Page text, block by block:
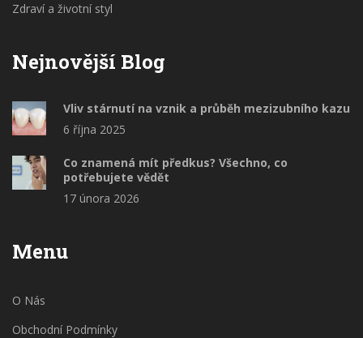
Zdraví a životní styl
Nejnovější Blog
Vliv stárnutí na vznik a průběh mezizubního kazu
6 října 2025
Co znamená mít předkus? Všechno, co
potřebujete vědět
17 února 2026
Menu
O Nás
Obchodní Podmínky